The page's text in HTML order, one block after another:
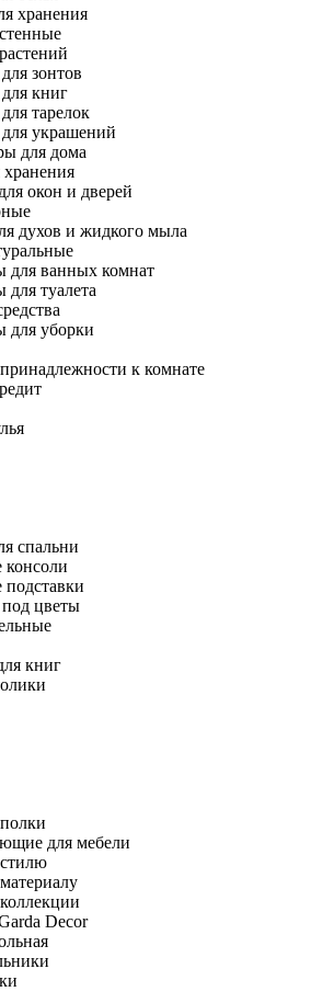
хранения
зонтов
книг
тарелок
украшений
для дома
окон и дверей
духов и жидкого мыла
для ванных комнат
для туалета
для уборки
к комнате
спальни
цветы
книг
для мебели
Decor